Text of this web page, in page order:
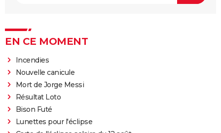
EN CE MOMENT
Incendies
Nouvelle canicule
Mort de Jorge Messi
Résultat Loto
Bison Futé
Lunettes pour l'éclipse